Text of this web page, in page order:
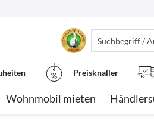
Preisknaller
Wohnmobil mieten